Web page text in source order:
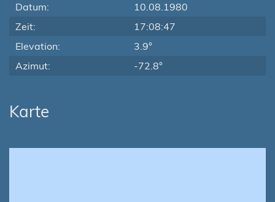
Datum:
10.08.1980
Zeit:
17:08:47
Elevation:
3.9°
Azimut:
-72.8°
Karte